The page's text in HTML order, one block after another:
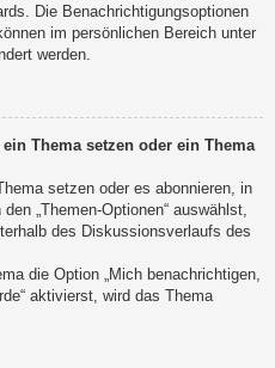
Die Benachrichtigungsoptionen
im persönlichen Bereich unter
werden.
Thema setzen oder ein Thema
setzen oder es abonnieren, in
„Themen-Optionen“ auswählst,
des Diskussionsverlaufs des
die Option „Mich benachrichtigen,
aktivierst, wird das Thema